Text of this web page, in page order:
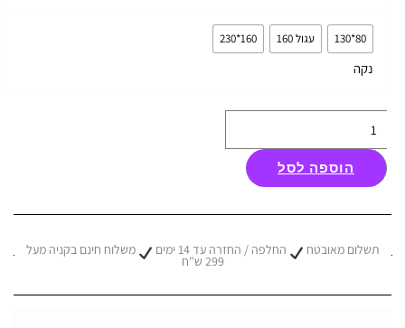
80*130 עגול 160 160*230
נקה
שטיח
קאוליפה
הוספה לסל
תשלום מאובטח החלפה / החזרה עד 14 ימים משלוח חינם בקניה מעל
299 ש"ח